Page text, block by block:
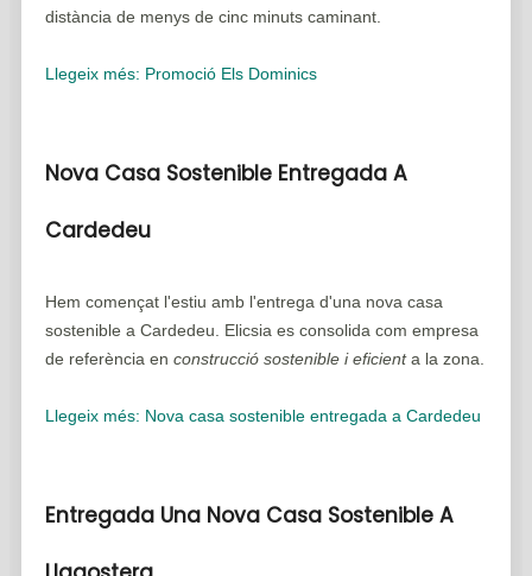
distància de menys de cinc minuts caminant.
Llegeix més: Promoció Els Dominics
Nova Casa Sostenible Entregada A
Cardedeu
Hem començat l'estiu amb l'entrega d'una nova casa
sostenible a Cardedeu. Elicsia es consolida com empresa
de referència en construcció sostenible i eficienta la zona.
Llegeix més: Nova casa sostenible entregada a Cardedeu
Entregada Una Nova Casa Sostenible A